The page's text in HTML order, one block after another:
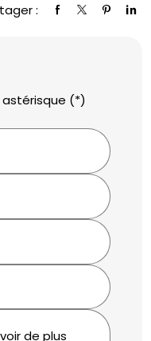
:
astérisque (*)